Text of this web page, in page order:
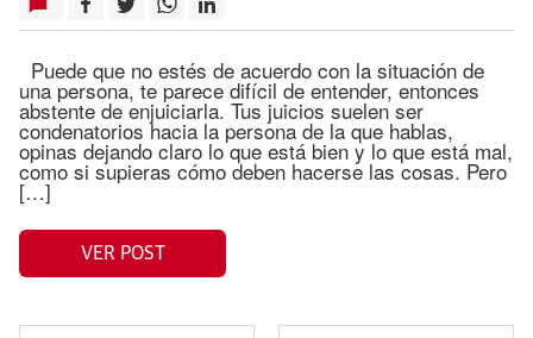
Puede que no estés de acuerdo con la situación de
una persona, te parece difícil de entender, entonces
abstente de enjuiciarla. Tus juicios suelen ser
condenatorios hacia la persona de la que hablas,
opinas dejando claro lo que está bien y lo que está mal,
como si supieras cómo deben hacerse las cosas. Pero
[…]
VER POST